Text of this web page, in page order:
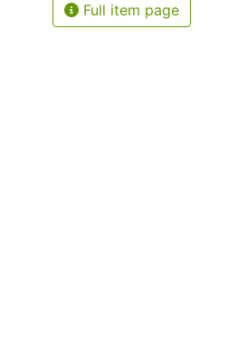
Full item page